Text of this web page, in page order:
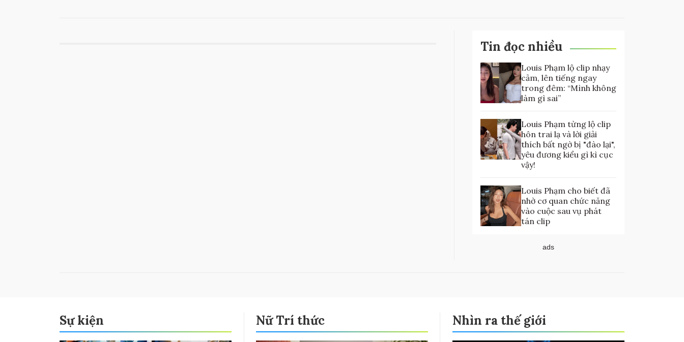
Tin đọc nhiều
Louis Phạm lộ clip nhạy
cảm, lên tiếng ngay
trong đêm: “Mình không
làm gì sai”
Louis Phạm từng lộ clip
hôn trai lạ và lời giải
thích bất ngờ bị "đào lại",
yêu đương kiểu gì kì cục
vậy!
Louis Phạm cho biết đã
nhờ cơ quan chức năng
vào cuộc sau vụ phát
tán clip
ads
Sự kiện Nữ Trí thức Nhìn ra thế giới